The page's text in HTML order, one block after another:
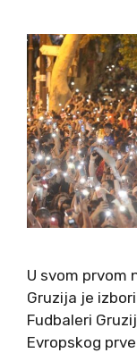
U svom prvom
Gruzija je
Fudbaleri
Evropskog